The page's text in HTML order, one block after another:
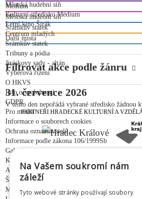
Městská hudební síň
Kulturní středisko Médium
Letní kino Širák
Centrum mladých
Šrámkův statek
Tribuny a pódia
Jiráskovy sady - altán
Výběrová řízení
O HKVS
Info o společnosti
GDPR
Pro média
Informace o souborech cookies
Ochrana oznamovatelů
Informace podle zákona 106/1999Sb
Galerie
Kontakty
Adalbertinum
Šrámkův statek
Městská hudební síň
Medium
Městská hudební síň
Šrámkův statek
Další místa
Filtrovat akce podle žánru
31. července 2026
V tento den nepořádá vybrané středisko žádnou
PARTNEŘI HRADECKÉ KULTURNÍ A
MEDIÁLNÍ PARTNEŘI
Na Vašem soukromí nám
záleží
Tyto webové stránky používají soubory